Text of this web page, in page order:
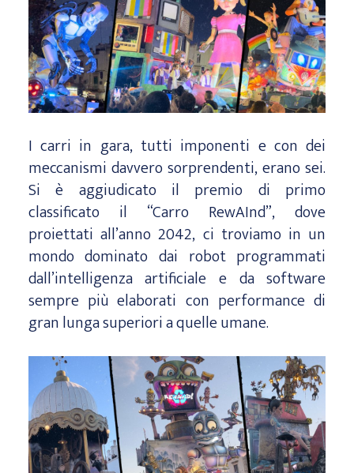
I carri in gara, tutti imponenti e con dei
meccanismi davvero sorprendenti, erano sei.
Si è aggiudicato il premio di primo
classificato il “Carro RewAInd”, dove
proiettati all’anno 2042, ci troviamo in un
mondo dominato dai robot programmati
dall’intelligenza artificiale e da software
sempre più elaborati con performance di
gran lunga superiori a quelle umane.